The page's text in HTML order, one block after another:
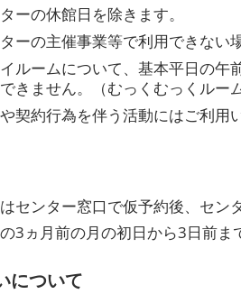
ーの休館日を除きます。
ーの主催事業等で利用できない
ルームについて、基本平日の午
きません。（むっくむっくルー
契約行為を伴う活動にはご利用
センター窓口で仮予約後、セ
3ヵ月前の月の初日から3日前ま
について